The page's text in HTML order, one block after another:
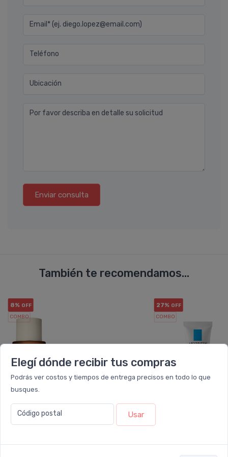
Elegí dónde recibir tus compras
Podrás ver costos y tiempos de entrega precisos en todo lo que
busques.
Código postal Usar
Email* (ej. diego.lopez@email.com)
Teléfono
Ubicación
Por favor describa en detalle su solicitud
Enviar consulta
También te recomendamos...
8% OFF
COMBO
27% OFF
COMBO
LA